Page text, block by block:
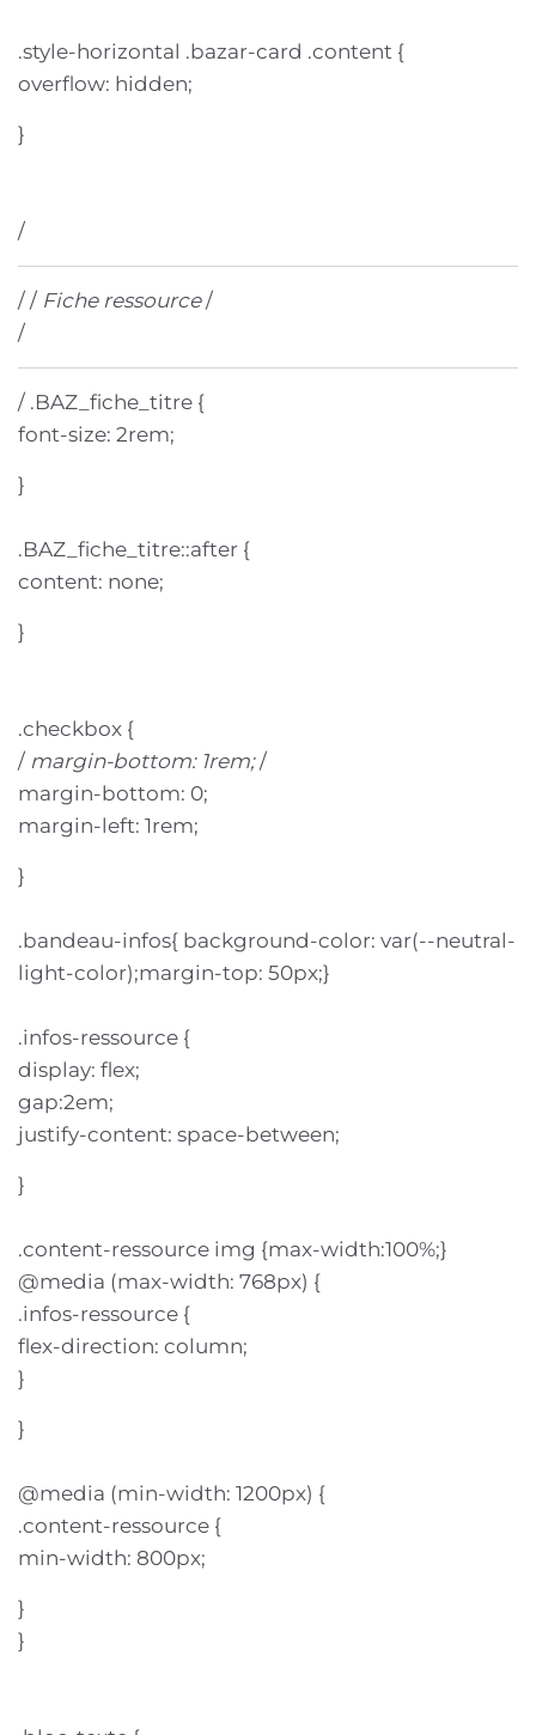
.style-horizontal .bazar-card .content {
overflow: hidden;
}
/
/ / Fiche ressource/
/
/ .BAZ_fiche_titre {
font-size: 2rem;
}
.BAZ_fiche_titre::after {
content: none;
}
.checkbox {
/ margin-bottom: 1rem;/
margin-bottom: 0;
margin-left: 1rem;
}
.bandeau-infos{ background-color: var(--neutral-
light-color);margin-top: 50px;}
.infos-ressource {
display: flex;
gap:2em;
justify-content: space-between;
}
.content-ressource img {max-width:100%;}
@media (max-width: 768px) {
.infos-ressource {
flex-direction: column;
}
}
@media (min-width: 1200px) {
.content-ressource {
min-width: 800px;
}
}